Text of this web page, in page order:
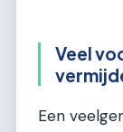
Veel
Een